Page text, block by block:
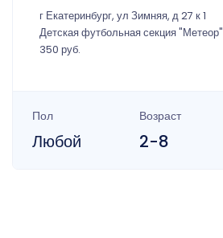
г Екатеринбург, ул Зимняя, д 27 к 1
Детская футбольная секция "Метеор"
350 руб.
Пол
Любой
Возраст
2-8